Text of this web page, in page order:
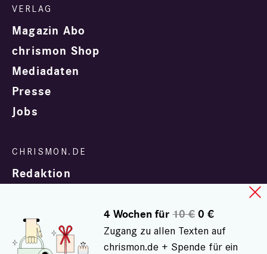
Magazin Abo
chrismon Shop
Mediadaten
Presse
Jobs
Redaktion
4 Wochen für10 €0 €
Zugang zu allen Texten auf
chrismon.de + Spende für ein